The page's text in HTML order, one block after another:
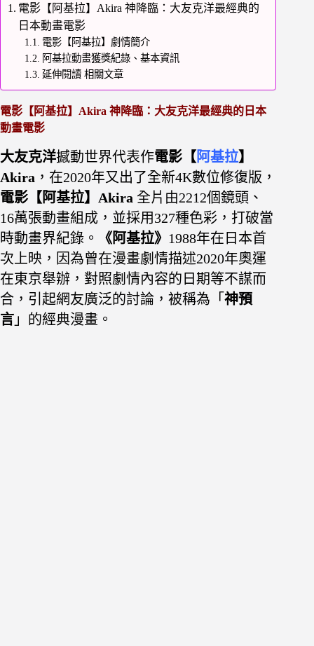
電影【阿基拉】Akira 神降臨：大友克洋最經典的
日本動畫電影
電影【阿基拉】劇情簡介
阿基拉動畫獲獎紀錄、基本資訊
延伸閱讀 相關文章
電影【阿基拉】Akira 神降臨：大友克洋最經典的日本
動畫電影
大友克洋撼動世界代表作電影【阿基拉】
Akira ，在2020年又出了全新4K數位修復版，
電影【阿基拉】Akira 全片由2212個鏡頭、
16萬張動畫組成，並採用327種色彩，打破當
時動畫界紀錄。
《阿基拉》 1988年在日本首
次上映，因為曾在漫畫劇情描述2020年奧運
在東京舉辦，對照劇情內容的日期等不謀而
合，引起網友廣泛的討論，被稱為「 神預
言 」的經典漫畫。